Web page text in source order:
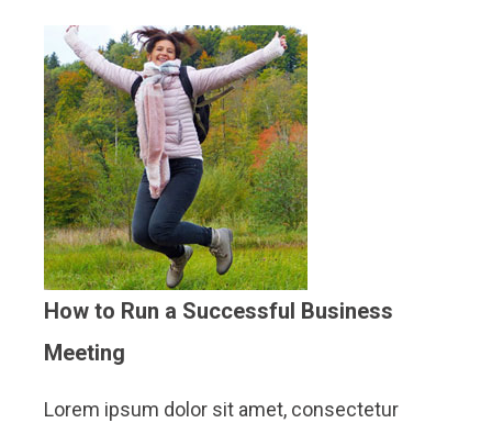
How to Run a Successful Business
Meeting
Lorem ipsum dolor sit amet, consectetur